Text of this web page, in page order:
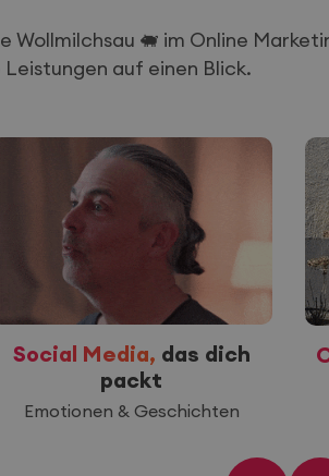
🐖 im Online
auf einen Blick.
Social Media, das dich
packt
Emotionen & Geschichten